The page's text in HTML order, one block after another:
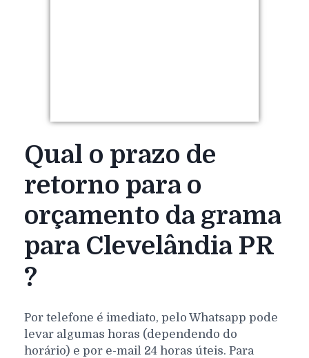
Qual o prazo de
retorno para o
orçamento da grama
para Clevelândia PR
?
Por telefone é imediato, pelo Whatsapp pode
levar algumas horas (dependendo do
horário) e por e-mail 24 horas úteis. Para